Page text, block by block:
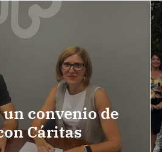
convenio de
Cáritas